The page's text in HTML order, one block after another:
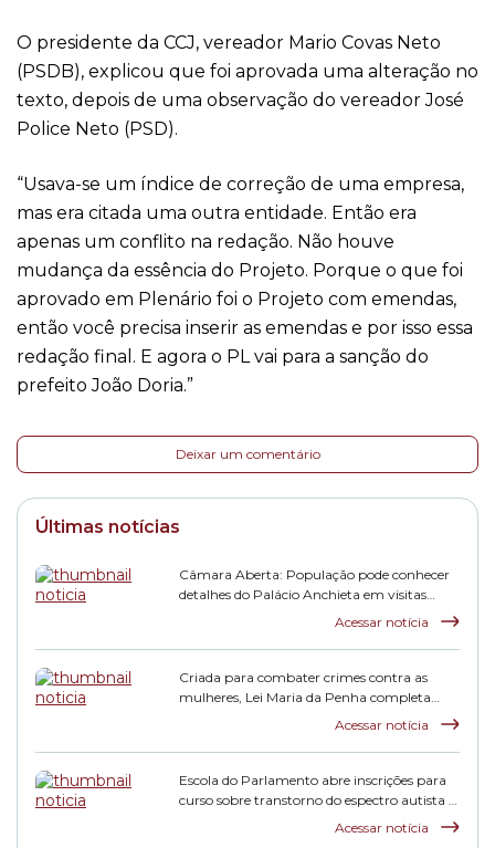
O presidente da CCJ, vereador Mario Covas Neto
(PSDB), explicou que foi aprovada uma alteração no
texto, depois de uma observação do vereador José
Police Neto (PSD).
“Usava-se um índice de correção de uma empresa,
mas era citada uma outra entidade. Então era
apenas um conflito na redação. Não houve
mudança da essência do Projeto. Porque o que foi
aprovado em Plenário foi o Projeto com emendas,
então você precisa inserir as emendas e por isso essa
redação final. E agora o PL vai para a sanção do
prefeito João Doria.”
Deixar um comentário
Últimas notícias
Câmara Aberta: População pode conhecer
detalhes do Palácio Anchieta em visitas
Acessar notícia
Criada para combater crimes contra as
mulheres, Lei Maria da Penha completa
Acessar notícia
Escola do Parlamento abre inscrições para
curso sobre transtorno do espectro autista e
Acessar notícia